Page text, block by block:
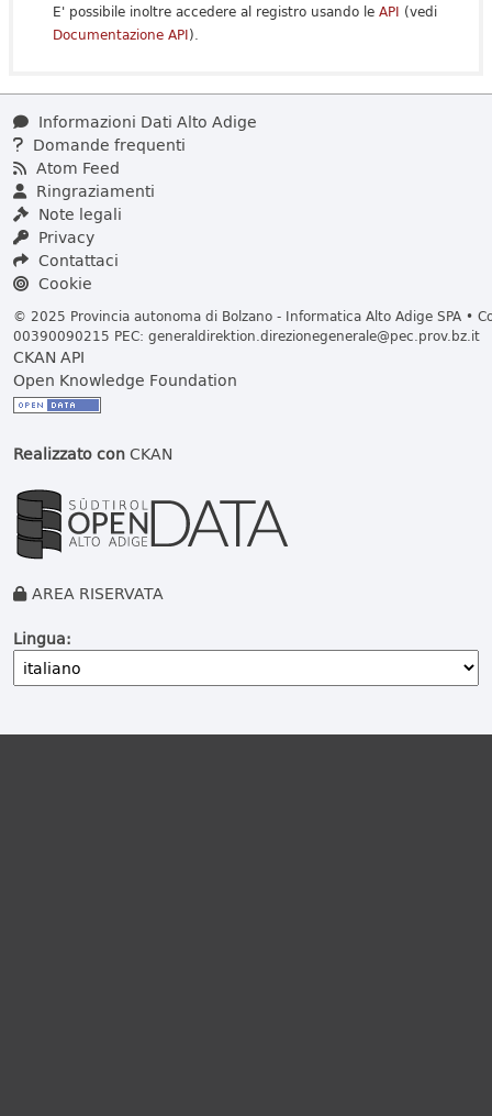
E' possibile inoltre accedere al registro usando le API (vedi
Documentazione API).
Informazioni Dati Alto Adige
Domande frequenti
Atom Feed
Ringraziamenti
Note legali
Privacy
Contattaci
Cookie
© 2025 Provincia autonoma di Bolzano - Informatica Alto Adige SPA •
00390090215 PEC: generaldirektion.direzionegenerale@pec.prov.bz.it
CKAN API
Open Knowledge Foundation
Realizzato conCKAN
AREA RISERVATA
Lingua